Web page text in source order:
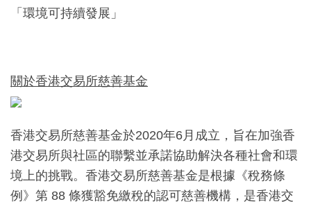
「環境可持續發展」
關於香港交易所慈善基金
香港交易所慈善基金於2020年6月成立，旨在加強香
港交易所與社區的聯繫並承諾協助解決各種社會和環
境上的挑戰。香港交易所慈善基金是根據《稅務條
例》第 88 條獲豁免繳稅的認可慈善機構，是香港交